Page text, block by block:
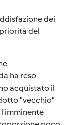
dei
del
ha reso
acquistato il
"vecchio"